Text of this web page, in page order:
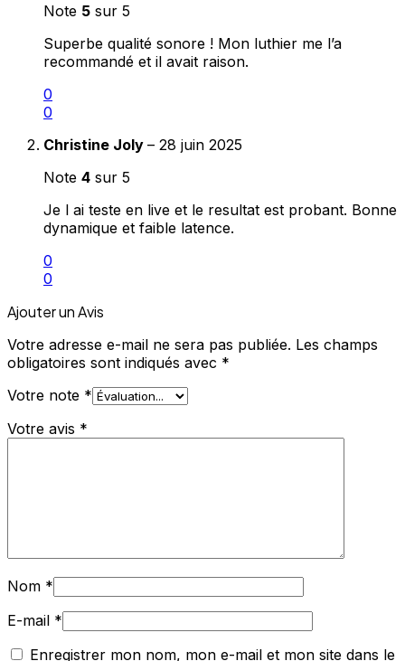
Note 5 sur 5
Superbe qualité sonore ! Mon luthier me l’a
recommandé et il avait raison.
0
0
Christine Joly – 28 juin 2025
Note 4 sur 5
Je l ai teste en live et le resultat est probant. Bonne
dynamique et faible latence.
0
0
Ajouter un Avis
Votre adresse e-mail ne sera pas publiée. Les champs
obligatoires sont indiqués avec *
Votre note *
Votre avis *
Nom *
E-mail *
Enregistrer mon nom, mon e-mail et mon site dans le